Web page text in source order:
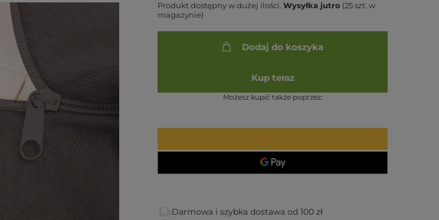
Produkt dostępny w dużej ilości Wysyłka jutro (25 szt. w
magazynie)
Dodaj do koszyka
Kup teraz
Możesz kupić także poprzez:
Darmowa i szybka dostawa od 100 zł